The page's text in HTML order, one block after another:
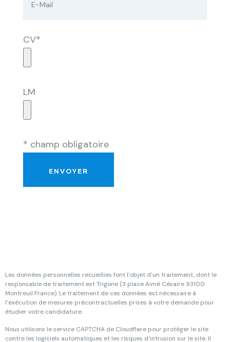
CV*
LM
* champ obligatoire
Les données personnelles recueillies font l’objet d’un traitement, dont le
responsable de traitement est Trigone (3 place Aimé Césaire 93100
Montreuil France). Le traitement de ces données est nécessaire à
l’exécution de mesures précontractuelles prises à votre demande pour
étudier votre candidature.
Nous utilisons le service CAPTCHA de Cloudflare pour protéger le site
contre les logiciels automatiques et les risques d’intrusion sur le site. Il